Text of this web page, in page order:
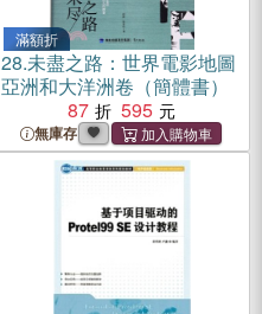
滿額折
28.未盡之路：世界電影地圖
亞洲和大洋洲卷（簡體書）
87
595
無庫存